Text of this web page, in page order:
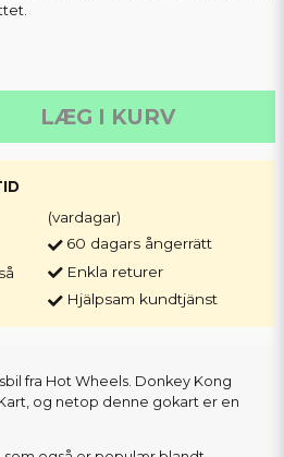
LÆG I KURV
(vardagar)
60 dagars ångerrätt
Enkla returer
Hjälpsam kundtjänst
fra Hot Wheels. Donkey Kong
og netop denne gokart er en